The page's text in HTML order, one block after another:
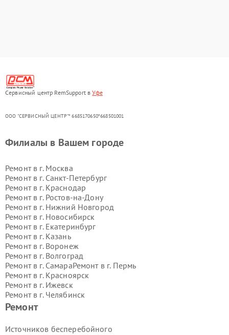
Сервисный центр RemSupport вУфе
ООО "СЕРВИСНЫЙ ЦЕНТР"* 6685170650*668501001
Ремонт
Источников бесперебойного
Филиалы в Вашем городе
Ремонт в г. Москва
Ремонт в г. Санкт-Петербург
Ремонт в г. Краснодар
Ремонт в г. Ростов-на-Дону
Ремонт в г. Нижний Новгород
Ремонт в г. Новосибирск
Ремонт в г. Екатеринбург
Ремонт в г. Казань
Ремонт в г. Воронеж
Ремонт в г. Волгоград
Ремонт в г. СамараРемонт в г. Пермь
Ремонт в г. Красноярск
Ремонт в г. Ижевск
Ремонт в г. Челябинск
Ремонт в г.
Ремонт в г.
Ярославль